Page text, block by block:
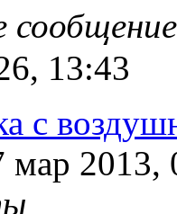
13:43
с
мар 2013,